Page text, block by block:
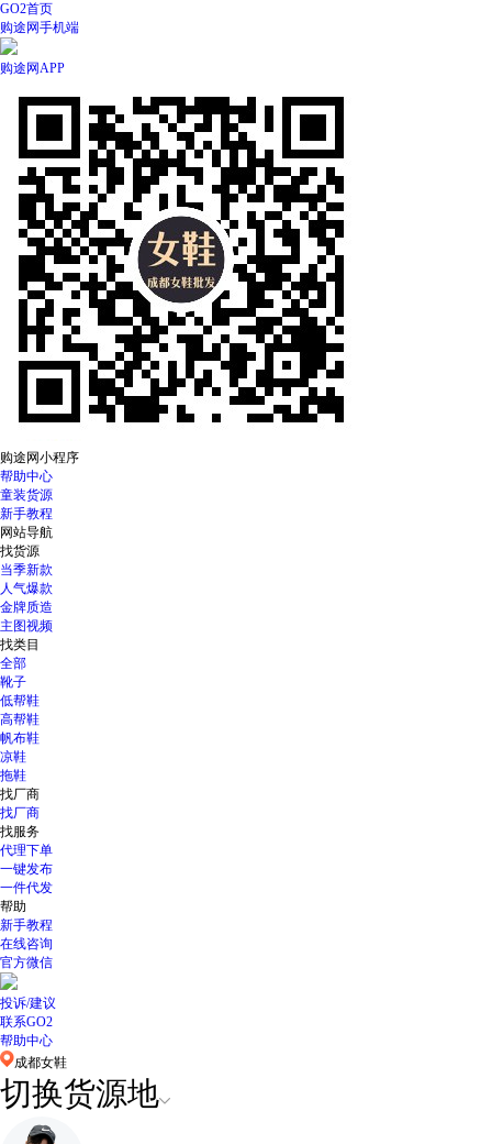
GO2首页
购途网手机端
购途网APP
购途网小程序
帮助中心
童装货源
新手教程
网站导航
找货源
当季新款
人气爆款
金牌质造
主图视频
找类目
全部
靴子
低帮鞋
高帮鞋
帆布鞋
凉鞋
拖鞋
找厂商
找厂商
找服务
代理下单
一键发布
一件代发
帮助
新手教程
在线咨询
官方微信
投诉/建议
联系GO2
帮助中心
成都女鞋
切换货源地